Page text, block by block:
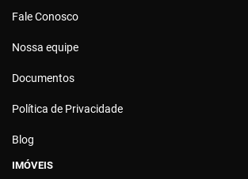
Fale Conosco
Nossa equipe
Documentos
Política de Privacidade
Blog
IMÓVEIS